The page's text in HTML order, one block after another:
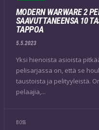
MODERN WARWARE 2
SAAVUTTANEENSA 10
TAPPOA
5.5.2023
Yksi hienoista asioista
pelisarjassa on, että se
taustoista ja pelityyleistä.
pelaajia,...
BOSS